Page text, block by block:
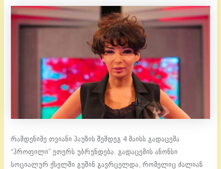
რამდენიმე თვიანი პაუზის შემდეგ 4 მაისს გადაცემა
“პროფილი” ეთერს უბრუნდება. გადაცემის ანონსი
სოციალურ ქსელში გუშინ გავრცელდა, რომელიც ძალიან